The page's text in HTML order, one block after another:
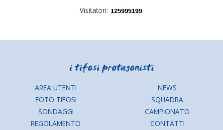
Visitatori:
AREA UTENTI
FOTO TIFOSI
SONDAGGI
REGOLAMENTO
NEWS
SQUADRA
CAMPIONATO
CONTATTI